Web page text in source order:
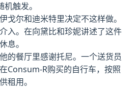
触发。
戈尔和迪米特里决定不这样做。
入。在向黛比和珍妮讲述了这件
息。
的餐厅里感谢托尼。一个送货员
Consum-R购买的自行车，按照
租用。